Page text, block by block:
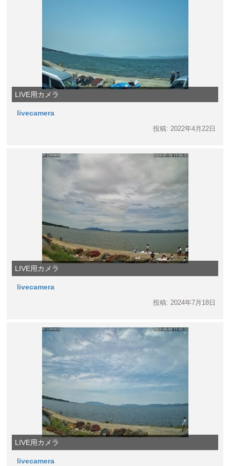
LIVE用カメラ
livecamera
投稿: 2022年4月22日
LIVE用カメラ
livecamera
投稿: 2024年7月18日
LIVE用カメラ
livecamera